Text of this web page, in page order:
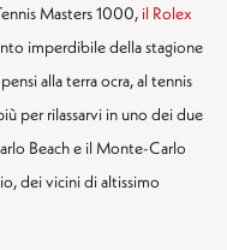
Masters 1000, il Rolex
imperdibile della stagione
alla terra ocra, al tennis
per rilassarvi in uno dei due
Beach e il Monte-Carlo
dei vicini di altissimo